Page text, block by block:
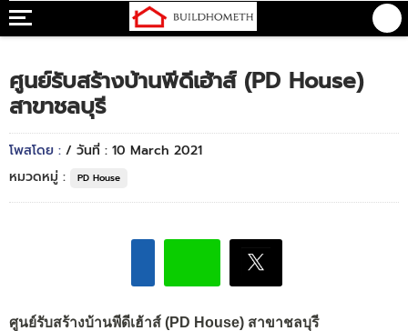
ศูนย์รับสร้างบ้านพีดีเฮ้าส์ (PD House)
สาขาชลบุรี
โพสโดย : / วันที่ : 10 March 2021
หมวดหมู่ :
PD House
ศูนย์รับสร้างบ้านพีดีเฮ้าส์ (PD House) สาขาชลบุรี